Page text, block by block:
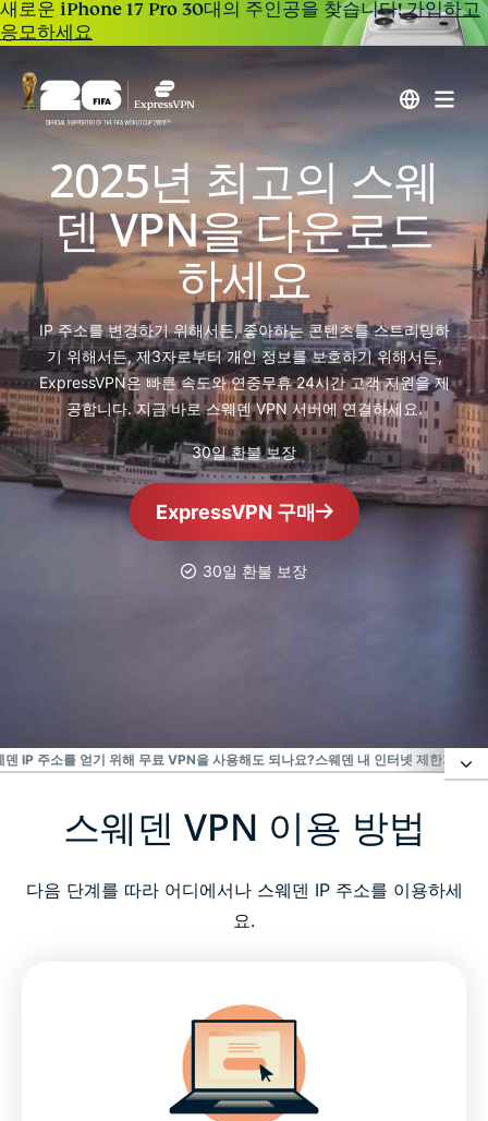
새로운 iPhone 17 Pro 30대의 주인공을 찾습니다!가입하고
응모하세요
2025년 최고의 스웨
덴 VPN을 다운로드
하세요
IP 주소를 변경하기 위해서든, 좋아하는 콘텐츠를 스트리밍하
기 위해서든, 제3자로부터 개인 정보를 보호하기 위해서든,
ExpressVPN은 빠른 속도와 연중무휴 24시간 고객 지원을 제
공합니다. 지금 바로 스웨덴 VPN 서버에 연결하세요.
30일 환불 보장
ExpressVPN 구매
30일 환불 보장
덴 IP 주소를 얻기 위해 무료 VPN을 사용해도 되나요?스웨덴 내 인터넷 제한자주
스웨덴 VPN 이용 방법
스웨덴 VPN 서버를 사용해야 하는 이유
모든 기기에 스웨덴 VPN을 다운로드하세요
스웨덴 IP 주소를 얻기 위해 무료 VPN을 사용해도 되
스웨덴 VPN 이용 방법
다음 단계를 따라 어디에서나 스웨덴 IP 주소를 이용하세
요.